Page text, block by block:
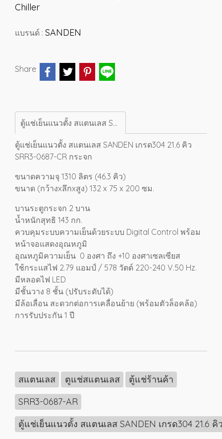
Chiller
แบรนด์ : SANDEN
Share
ตู้แช่เย็นแนวตั้ง สแตนเลส SANDEN เกรด304 21.6 คิว SRR3-0687-CR กระจก
ตู้แช่เย็นแนวตั้ง สแตนเลส SANDEN เกรด304 21.6 คิว
SRR3-0687-CR กระจก
ขนาดความจุ 1310 ลิตร (46.3 คิว)
ขนาด (กว้างxลึกxสูง) 132 x 75 x 200 ซม.
บานระตูกระจก 2 บาน
น้ำหนักสุทธิ 143 กก.
ควบคุมระบบความเย็นด้วยระบบ Digital Control พร้อม
หน้าจอแสดงอุณหภูมิ
อุณหภูมิความเย็น 0 องศา ถึง +10 องศาเซลเซียส
ใช้กระแสไฟ 2.79 แอมป์ / 578 วัตต์ 220-240 V.50 Hz.
มีหลอดไฟ LED
มีชั้นวาง 8 ชั้น (ปรับระดับได้)
มีล้อเลื่อน สะดวกต่อการเคลื่อนย้าย (พร้อมตัวล็อคล้อ)
การรับประกัน 1 ปี
สแตนเลส ตูแช่สแตนเลส
ตู้แช่ร้านค้า
SRR3-0687-AR
ตู้แช่เย็นแนวตั้ง สแตนเลส SANDEN เกรด304 21.6 คิ